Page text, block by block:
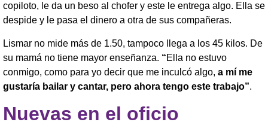
copiloto, le da un beso al chofer y este le entrega algo. Ella se
despide y le pasa el dinero a otra de sus compañeras.
Lismar no mide más de 1.50, tampoco llega a los 45 kilos. De
su mamá no tiene mayor enseñanza. “Ella no estuvo
conmigo, como para yo decir que me inculcó algo, a mí me
gustaría bailar y cantar, pero ahora tengo este trabajo”.
Nuevas en el oficio